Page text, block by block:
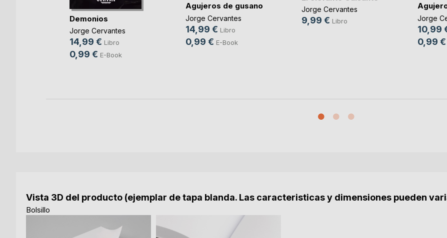
Demonios
Jorge Cervantes
14,99 € Libro
0,99 € E-Book
Agujeros de gusano
Jorge Cervantes
14,99 € Libro
0,99 € E-Book
Jorge Cervantes
9,99 € Libro Jorge
10,99
0,99 €
Vista 3D del producto (ejemplar de tapa blanda. Las caracteristicas y dimensiones pueden
Bolsillo